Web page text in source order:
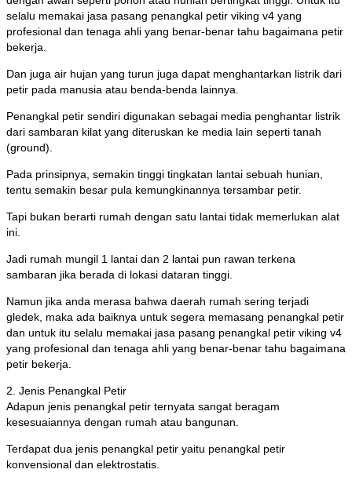
selalu memakai jasa pasang penangkal petir viking v4 yang
profesional dan tenaga ahli yang benar-benar tahu bagaimana petir
bekerja.
Dan juga air hujan yang turun juga dapat menghantarkan listrik dari
petir pada manusia atau benda-benda lainnya.
Penangkal petir sendiri digunakan sebagai media penghantar listrik
dari sambaran kilat yang diteruskan ke media lain seperti tanah
(ground).
Pada prinsipnya, semakin tinggi tingkatan lantai sebuah hunian,
tentu semakin besar pula kemungkinannya tersambar petir.
Tapi bukan berarti rumah dengan satu lantai tidak memerlukan alat
ini.
Jadi rumah mungil 1 lantai dan 2 lantai pun rawan terkena
sambaran jika berada di lokasi dataran tinggi.
Namun jika anda merasa bahwa daerah rumah sering terjadi
gledek, maka ada baiknya untuk segera memasang penangkal petir
dan untuk itu selalu memakai jasa pasang penangkal petir viking v4
yang profesional dan tenaga ahli yang benar-benar tahu bagaimana
petir bekerja.
2. Jenis Penangkal Petir
Adapun jenis penangkal petir ternyata sangat beragam
kesesuaiannya dengan rumah atau bangunan.
Terdapat dua jenis penangkal petir yaitu penangkal petir
konvensional dan elektrostatis.